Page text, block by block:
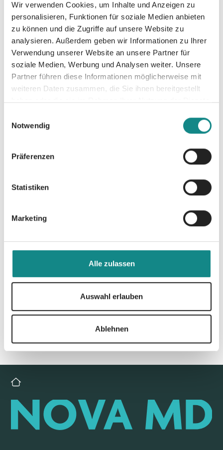
Wir verwenden Cookies, um Inhalte und Anzeigen zu
personalisieren, Funktionen für soziale Medien anbieten
zu können und die Zugriffe auf unsere Website zu
analysieren. Außerdem geben wir Informationen zu Ihrer
Verwendung unserer Website an unsere Partner für
soziale Medien, Werbung und Analysen weiter. Unsere
Partner führen diese Informationen möglicherweise mit
weiteren Daten zusammen, die Sie ihnen bereitgestellt
haben oder die sie im Rahmen Ihrer Nutzung der Dienste
Notwendig
Präferenzen
Statistiken
Marketing
Alle zulassen
Auswahl erlauben
Ablehnen
philosophische Reise in unsere Seele, eine
Science-Fiction-Dystopie, in der es um
Emotionen, den Kampf ums Überleben und
die Rückbesinnung auf das Wesentliche im
Leben geht. Die Hommage an den
preisgekrönten SF - Autor Samuel R. Delany
ist ein Szenario, wie es aktueller nicht sein
Zur Übersicht